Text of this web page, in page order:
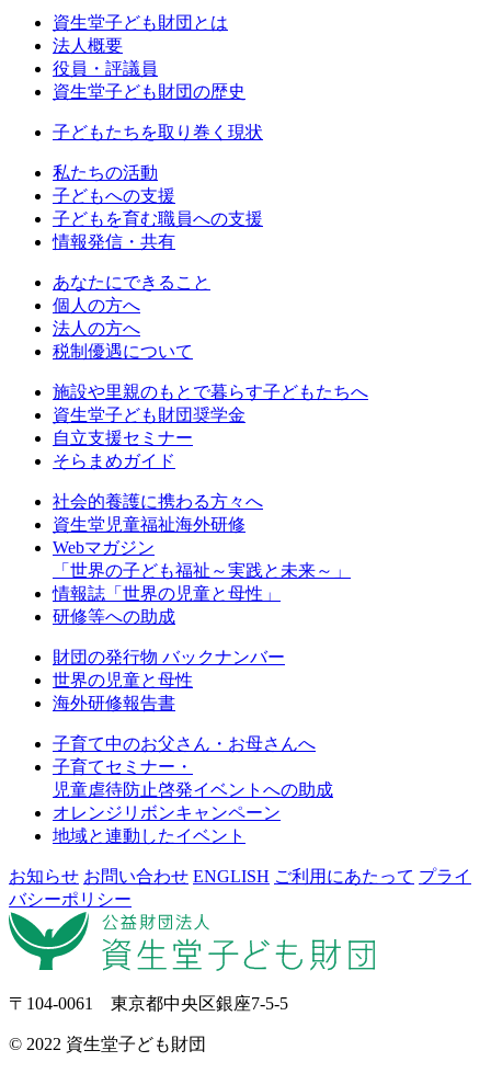
資生堂子ども財団とは
法人概要
役員・評議員
資生堂子ども財団の歴史
子どもたちを取り巻く現状
私たちの活動
⼦どもへの⽀援
子どもを育む職員への支援
情報発信・共有
あなたにできること
個人の方へ
法人の方へ
税制優遇について
施設や里親のもとで暮らす子どもたちへ
資生堂子ども財団奨学金
自立支援セミナー
そらまめガイド
社会的養護に携わる方々へ
資生堂児童福祉海外研修
Webマガジン
「世界の子ども福祉～実践と未来～」
情報誌「世界の児童と母性」
研修等への助成
財団の発行物 バックナンバー
世界の児童と母性
海外研修報告書
子育て中のお父さん・お母さんへ
子育てセミナー・
児童虐待防止啓発イベントへの助成
オレンジリボンキャンペーン
地域と連動したイベント
お知らせ お問い合わせ ENGLISH ご利用にあたって プライ
バシーポリシー
〒104-0061 東京都中央区銀座7-5-5
© 2022 資生堂子ども財団